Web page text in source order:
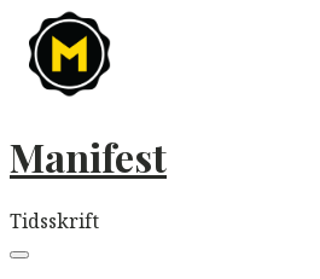
Skip
content
Manifest
Tidsskrift
navigation
Menu